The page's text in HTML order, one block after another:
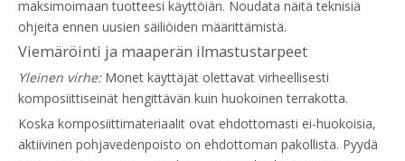
maksimoimaan tuotteesi käyttöiän. Noudata näitä teknisiä
ohjeita ennen uusien säiliöiden määrittämistä.
Viemäröinti ja maaperän ilmastustarpeet
Yleinen virhe: Monet käyttäjät olettavat virheellisesti
komposiittiseinät hengittävän kuin huokoinen terrakotta.
Koska komposiittimateriaalit ovat ehdottomasti ei-huokoisia,
aktiivinen pohjavedenpoisto on ehdottoman pakollista. Pyydä